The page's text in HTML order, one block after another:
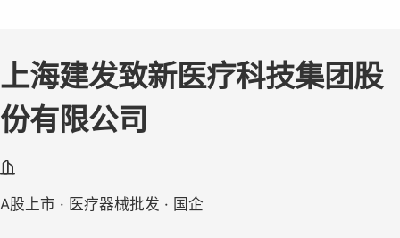
上海建发致新医疗科技集团股
份有限公司
A股上市 · 医疗器械批发 · 国企